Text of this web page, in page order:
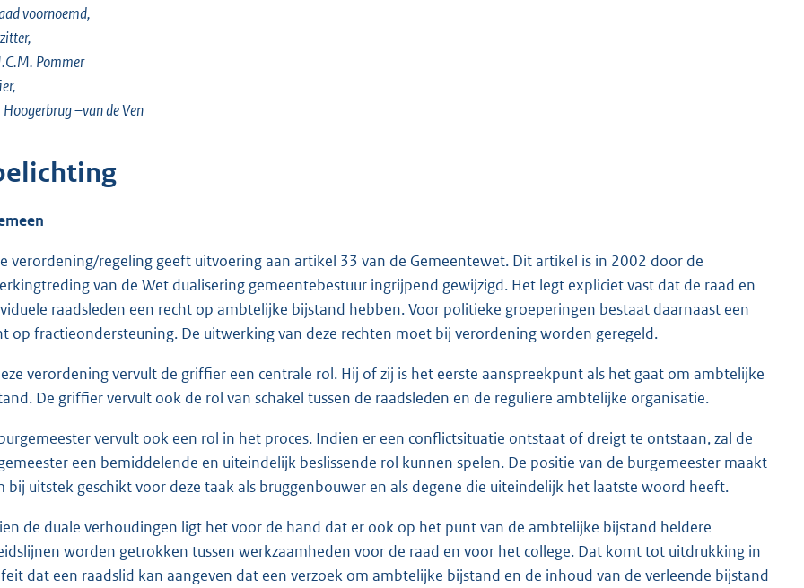
voornoemd,
Pommer
–van de Ven
verordening/regeling geeft uitvoering aan artikel 33 van de Gemeentewet. Dit artikel is in 2002 door de
van de Wet dualisering gemeentebestuur ingrijpend gewijzigd. Het legt expliciet vast dat de raad en
raadsleden een recht op ambtelijke bijstand hebben. Voor politieke groeperingen bestaat daarnaast een
op fractieondersteuning. De uitwerking van deze rechten moet bij verordening worden geregeld.
verordening vervult de griffier een centrale rol. Hij of zij is het eerste aanspreekpunt als het gaat om ambtelijke
De griffier vervult ook de rol van schakel tussen de raadsleden en de reguliere ambtelijke organisatie.
vervult ook een rol in het proces. Indien er een conflictsituatie ontstaat of dreigt te ontstaan, zal de
een bemiddelende en uiteindelijk beslissende rol kunnen spelen. De positie van de burgemeester maakt
bij uitstek geschikt voor deze taak als bruggenbouwer en als degene die uiteindelijk het laatste woord heeft.
de duale verhoudingen ligt het voor de hand dat er ook op het punt van de ambtelijke bijstand heldere
worden getrokken tussen werkzaamheden voor de raad en voor het college. Dat komt tot uitdrukking in
dat een raadslid kan aangeven dat een verzoek om ambtelijke bijstand en de inhoud van de verleende bijstand